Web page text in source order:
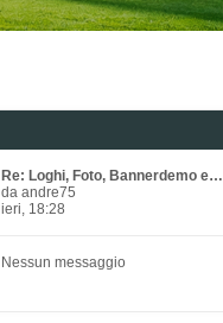
Re: Loghi, Foto, Bannerdemo e…
da andre75
ieri, 18:28
Nessun messaggio